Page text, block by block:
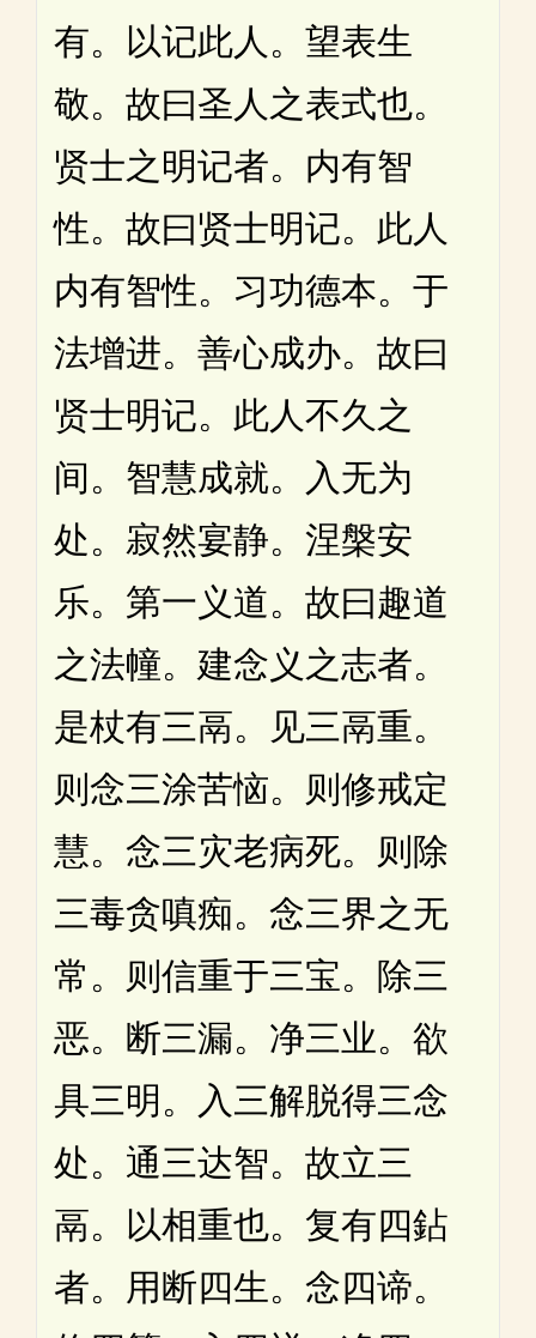
有。以记此人。望表生
敬。故曰圣人之表式也。
贤士之明记者。内有智
性。故曰贤士明记。此人
内有智性。习功德本。于
法增进。善心成办。故曰
贤士明记。此人不久之
间。智慧成就。入无为
处。寂然宴静。涅槃安
乐。第一义道。故曰趣道
之法幢。建念义之志者。
是杖有三鬲。见三鬲重。
则念三涂苦恼。则修戒定
慧。念三灾老病死。则除
三毒贪嗔痴。念三界之无
常。则信重于三宝。除三
恶。断三漏。净三业。欲
具三明。入三解脱得三念
处。通三达智。故立三
鬲。以相重也。复有四鉆
者。用断四生。念四谛。